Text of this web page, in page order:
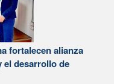
fortalecen alianza
el desarrollo de